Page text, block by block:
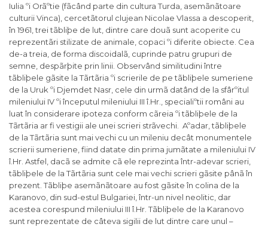
Iulia ºi Orãºtie (fãcând parte din cultura Turda, asemãnãtoare
culturii Vinca), cercetãtorul clujean Nicolae Vlassa a descoperit,
în 1961, trei tãbliþe de lut, dintre care douã sunt acoperite cu
reprezentãri stilizate de animale, copaci ºi diferite obiecte. Cea
de-a treia, de forma discoidalã, cuprinde patru grupuri de
semne, despãrþite prin linii. Observând similitudini între
tãbliþele gãsite la Tãrtãria ºi scrierile de pe tãbliþele sumeriene
de la Uruk ºi Djemdet Nasr, cele din urmã datând de la sfârºitul
mileniului IV ºi începutul mileniului III î.Hr., specialiºtii români au
luat în considerare ipoteza conform cãreia ºi tãbliþele de la
Tãrtãria ar fi vestigii ale unei scrieri strãvechi. Aºadar, tãbliþele
de la Tãrtãria sunt mai vechi cu un mileniu decât monumentele
scrierii sumeriene, fiind datate din prima jumãtate a mileniului IV
î.Hr. Astfel, dacã se admite cã ele reprezinta într-adevar scrieri,
tãbliþele de la Tãrtãria sunt cele mai vechi scrieri gãsite pânã în
prezent. Tãbliþe asemãnãtoare au fost gãsite în colina de la
Karanovo, din sud-estul Bulgariei, într-un nivel neolitic, dar
acestea corespund mileniului III î.Hr. Tãbliþele de la Karanovo
sunt reprezentate de câteva sigilii de lut dintre care unul –